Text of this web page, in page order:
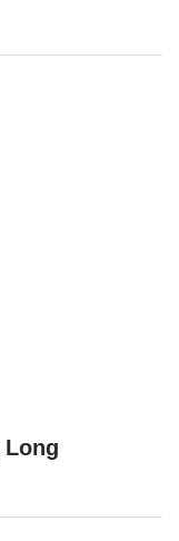
Long